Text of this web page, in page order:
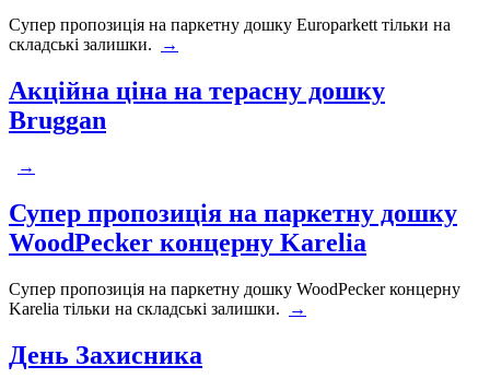
Супер пропозиція на паркетну дошку Europarkett тільки на
складські залишки.
→
Акційна ціна на терасну дошку
Bruggan
→
Супер пропозиція на паркетну дошку
WoodPecker концерну Karelia
Супер пропозиція на паркетну дошку WoodPecker концерну
Karelia тільки на складські залишки.
→
День Захисника